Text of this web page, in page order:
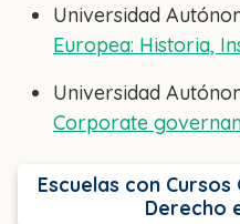
Universidad
Europea: Historia,
Universidad
Corporate
Escuelas con
Derecho